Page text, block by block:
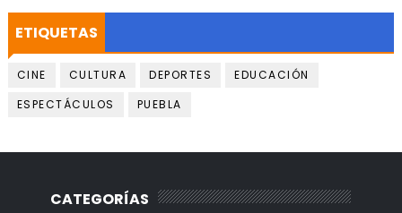
ETIQUETAS
CINE CULTURA DEPORTES
EDUCACIÓN
ESPECTÁCULOS
PUEBLA
CATEGORÍAS